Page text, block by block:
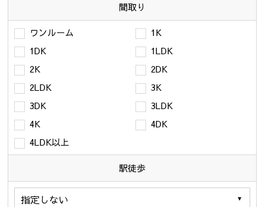
間取り
ワンルーム
1K
1DK
1LDK
2K
2DK
2LDK
3K
3DK
3LDK
4K
4DK
4LDK以上
駅徒歩